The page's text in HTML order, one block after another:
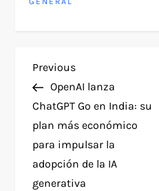
P
o
s
t
Previous
Post
Previous
OpenAI lanza
ChatGPT Go en India: su
plan más económico
para impulsar la
adopción de la IA
generativa